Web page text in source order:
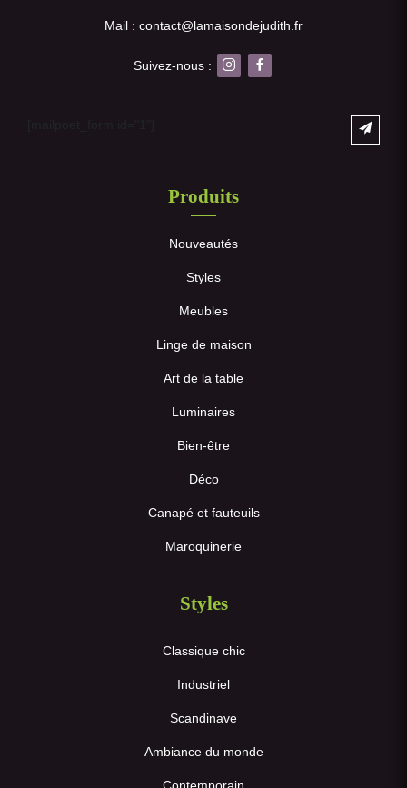
Mail : contact@lamaisondejudith.fr
Suivez-nous :
Produits
Nouveautés
Styles
Meubles
Linge de maison
Art de la table
Luminaires
Bien-être
Déco
Canapé et fauteuils
Maroquinerie
Styles
Classique chic
Industriel
Scandinave
Ambiance du monde